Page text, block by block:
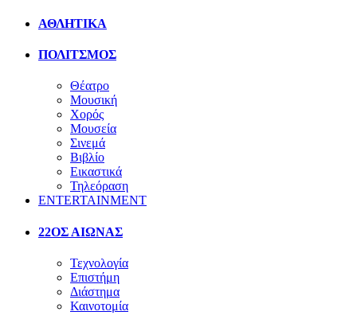
ΑΘΛΗΤΙΚΑ
ΠΟΛΙΤΣΜΟΣ
Θέατρο
Μουσική
Χορός
Μουσεία
Σινεμά
Βιβλίο
Εικαστικά
Τηλεόραση
ENTERTAINMENT
22ΟΣ ΑΙΩΝΑΣ
Τεχνολογία
Επιστήμη
Διάστημα
Καινοτομία